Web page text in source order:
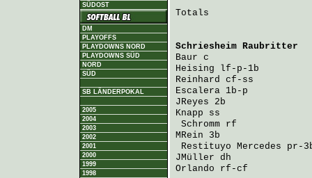
SÜDOST
DM
PLAYOFFS
PLAYDOWNS NORD
PLAYDOWNS SÜD
NORD
SÜD
SB LÄNDERPOKAL
2005
2004
2003
2002
2001
2000
1999
1998
Totals
Schriesheim Raubritter
Baur c
Heising lf-p-1b
Reinhard cf-ss
Escalera 1b-p
JReyes 2b
Knapp ss
Schromm rf
MRein 3b
Restituyo Mercedes pr-
JMüller dh
Orlando rf-cf